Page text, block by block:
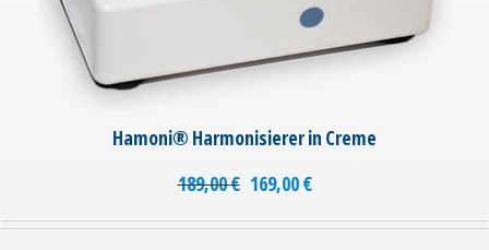
Hamoni® Harmonisierer in Creme
189,00€ 169,00€